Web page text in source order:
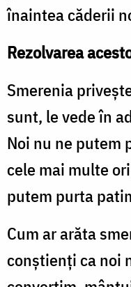
înaintea căderii
Rezolvarea
Smerenia
sunt, le vede în
Noi nu ne putem
cele mai multe
putem purta
Cum ar arăta
conștienți ca noi